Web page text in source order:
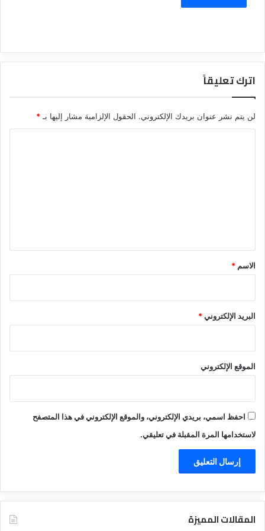
اترك تعليقاً
لن يتم نشر عنوان بريدك الإلكتروني. الحقول الإلزامية مشار إليها بـ*
*
الاسم *
البريد الإلكتروني*
الموقع الإلكتروني
احفظ اسمي، بريدي الإلكتروني، والموقع الإلكتروني في هذا المتصفح
لاستخدامها المرة المقبلة في تعليقي.
المقالات المميزة